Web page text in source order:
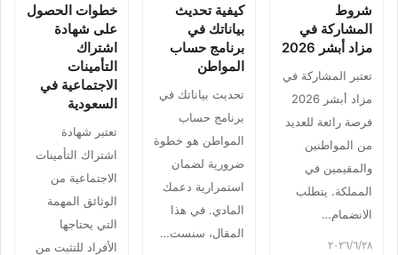
شروط
المشاركة في
مزاد أبشر 2026
تعتبر المشاركة في
مزاد أبشر 2026
فرصة رائعة للعديد
من المواطنين
والمقيمين في
المملكة. يتطلب
الانضمام…
٢٨‏/٦‏/٢٠٢٦
كيفية تحديث
بياناتك في
برنامج حساب
المواطن
تحديث بياناتك في
برنامج حساب
المواطن هو خطوة
ضرورية لضمان
استمرارية دعمك
المادي. في هذا
المقال، سنست…
خطوات الحصول
على شهادة
اشتراك
التأمينات
الاجتماعية في
السعودية
تعتبر شهادة
اشتراك التأمينات
الاجتماعية من
الوثائق المهمة
التي يحتاجها
الأفراد للتثبت من